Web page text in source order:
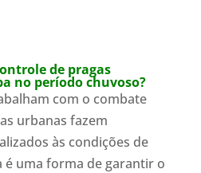
de pragas
no período chuvoso?
com o combate
urbanas fazem
às condições de
é uma forma de garantir o